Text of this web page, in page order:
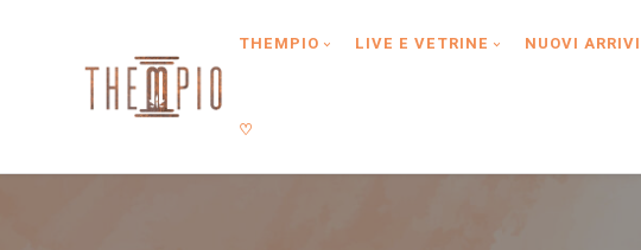
Type anything to search, then press enter or Search Button
THEMPIO LIVE E VETRINE NUOVI ARRIVI
♡